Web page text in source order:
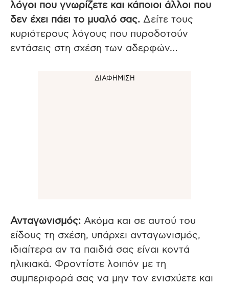
λόγοι που γνωρίζετε και κάποιοι άλλοι που
δεν έχει πάει το μυαλό σας. Δείτε τους
κυριότερους λόγους που πυροδοτούν
εντάσεις στη σχέση των αδερφών…
Ανταγωνισμός: Ακόμα και σε αυτού του
είδους τη σχέση, υπάρχει ανταγωνισμός,
ιδιαίτερα αν τα παιδιά σας είναι κοντά
ηλικιακά. Φροντίστε λοιπόν με τη
συμπεριφορά σας να μην τον ενισχύετε και